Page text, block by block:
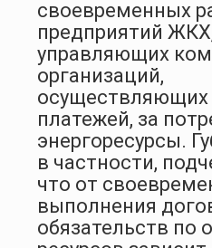
своевременных
предприятий
управляющих
организаций,
осуществляющих
платежей, за
энергоресурсы.
в частности,
что от
выполнения
обязательств по